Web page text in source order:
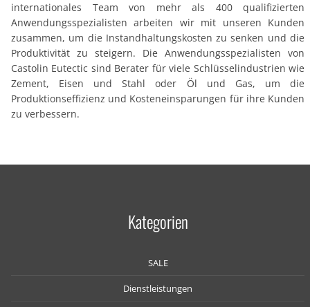
internationales Team von mehr als 400 qualifizierten
Anwendungsspezialisten arbeiten wir mit unseren Kunden
zusammen, um die Instandhaltungskosten zu senken und die
Produktivität zu steigern. Die Anwendungsspezialisten von
Castolin Eutectic sind Berater für viele Schlüsselindustrien wie
Zement, Eisen und Stahl oder Öl und Gas, um die
Produktionseffizienz und Kosteneinsparungen für ihre Kunden
zu verbessern.
Kategorien
SALE
Dienstleistungen